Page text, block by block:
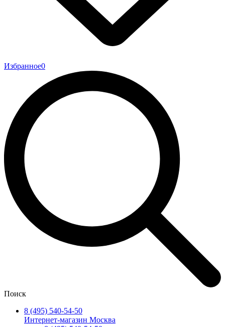
Избранное0
Поиск
8 (495) 540-54-50
Интернет-магазин Москва